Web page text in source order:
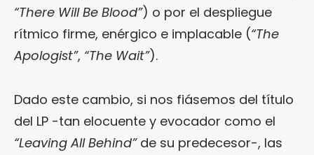
“There Will Be Blood”) o por el despliegue
rítmico firme, enérgico e implacable (“The
Apologist”, “The Wait”).
Dado este cambio, si nos fiásemos del título
del LP -tan elocuente y evocador como el
“Leaving All Behind”de su predecesor-, las